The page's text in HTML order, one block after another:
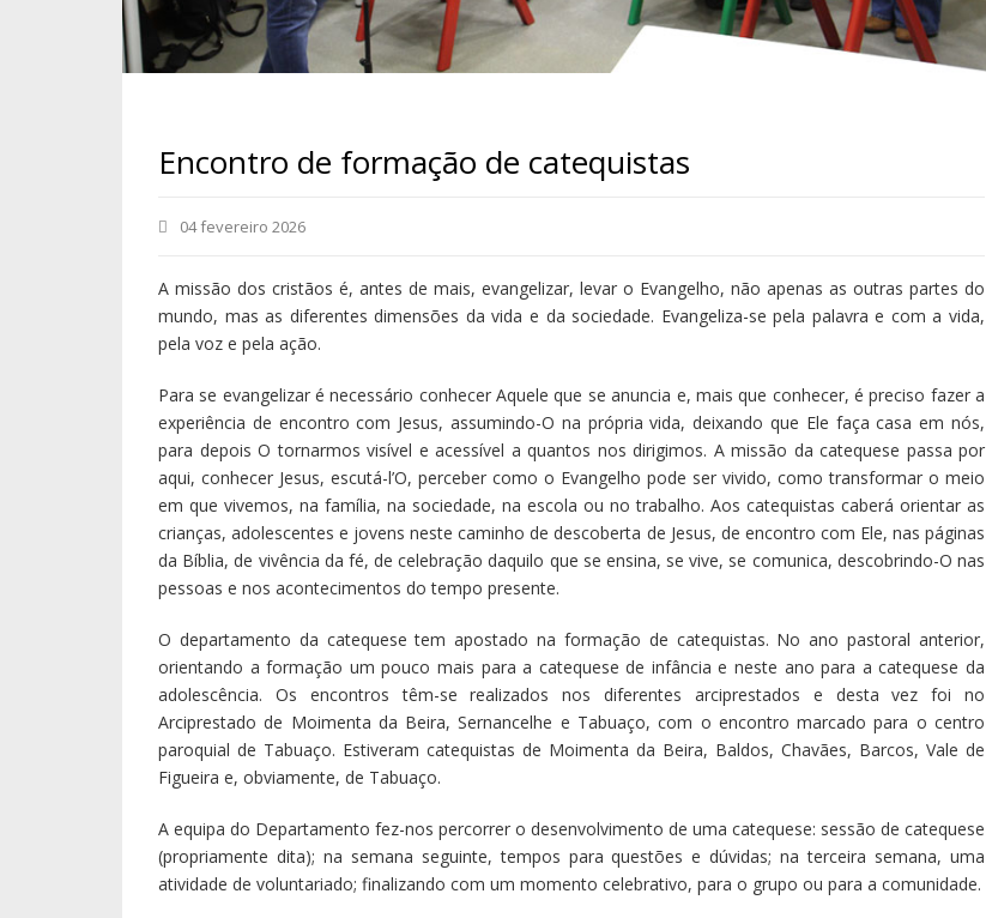
Encontro de formação de catequistas
04 fevereiro 2026
A missão dos cristãos é, antes de mais, evangelizar, levar o Evangelho, não apenas as outras partes do
mundo, mas as diferentes dimensões da vida e da sociedade. Evangeliza-se pela palavra e com a vida,
pela voz e pela ação.
Para se evangelizar é necessário conhecer Aquele que se anuncia e, mais que conhecer, é preciso fazer a
experiência de encontro com Jesus, assumindo-O na própria vida, deixando que Ele faça casa em nós,
para depois O tornarmos visível e acessível a quantos nos dirigimos. A missão da catequese passa por
aqui, conhecer Jesus, escutá-l’O, perceber como o Evangelho pode ser vivido, como transformar o meio
em que vivemos, na família, na sociedade, na escola ou no trabalho. Aos catequistas caberá orientar as
crianças, adolescentes e jovens neste caminho de descoberta de Jesus, de encontro com Ele, nas páginas
da Bíblia, de vivência da fé, de celebração daquilo que se ensina, se vive, se comunica, descobrindo-O nas
pessoas e nos acontecimentos do tempo presente.
O departamento da catequese tem apostado na formação de catequistas. No ano pastoral anterior,
orientando a formação um pouco mais para a catequese de infância e neste ano para a catequese da
adolescência. Os encontros têm-se realizados nos diferentes arciprestados e desta vez foi no
Arciprestado de Moimenta da Beira, Sernancelhe e Tabuaço, com o encontro marcado para o centro
paroquial de Tabuaço. Estiveram catequistas de Moimenta da Beira, Baldos, Chavães, Barcos, Vale de
Figueira e, obviamente, de Tabuaço.
A equipa do Departamento fez-nos percorrer o desenvolvimento de uma catequese: sessão de catequese
(propriamente dita); na semana seguinte, tempos para questões e dúvidas; na terceira semana, uma
atividade de voluntariado; finalizando com um momento celebrativo, para o grupo ou para a comunidade.